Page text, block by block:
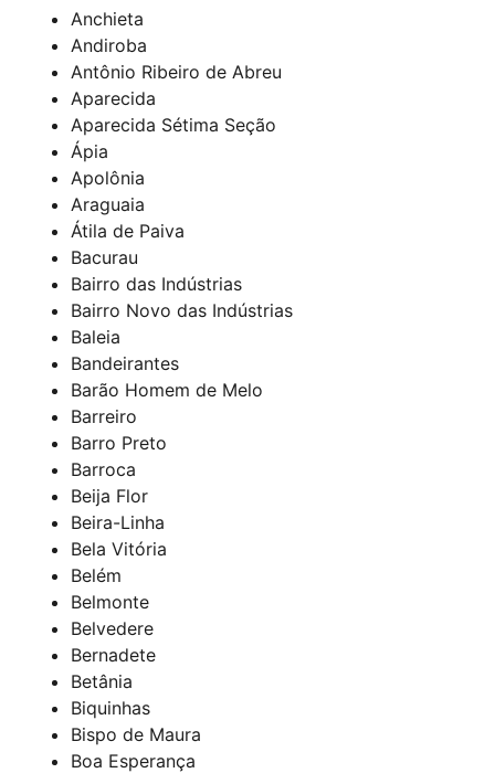
Anchieta
Andiroba
Antônio Ribeiro de Abreu
Aparecida
Aparecida Sétima Seção
Ápia
Apolônia
Araguaia
Átila de Paiva
Bacurau
Bairro das Indústrias
Bairro Novo das Indústrias
Baleia
Bandeirantes
Barão Homem de Melo
Barreiro
Barro Preto
Barroca
Beija Flor
Beira-Linha
Bela Vitória
Belém
Belmonte
Belvedere
Bernadete
Betânia
Biquinhas
Bispo de Maura
Boa Esperança